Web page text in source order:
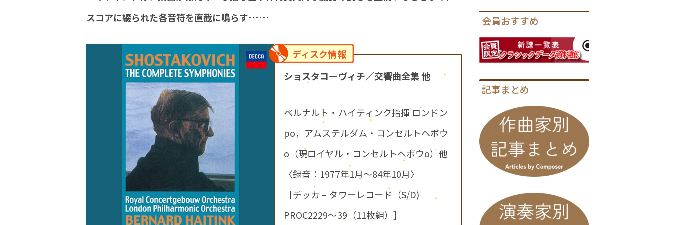
スコアに綴られた各音符を直截に鳴らす……
ディスク情報
ショスタコーヴィチ／交響曲全集 他
ベルナルト・ハイティンク指揮 ロンドン
po，アムステルダム・コンセルトヘボウ
o（現ロイヤル・コンセルトヘボウo）他
〈録音：1977年1月～84年10月〉
［デッカ – タワーレコード（S/D)
PROC2229～39（11枚組）］
会員おすすめ
記事まとめ